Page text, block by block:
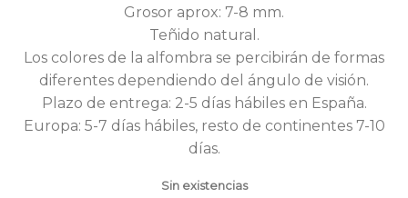
Grosor aprox: 7-8 mm.
Teñido natural.
Los colores de la alfombra se percibirán de formas
diferentes dependiendo del ángulo de visión.
Plazo de entrega: 2-5 días hábiles en España.
Europa: 5-7 días hábiles, resto de continentes 7-10
días.
Sin existencias